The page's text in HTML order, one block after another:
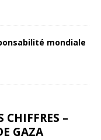
mondiale
CHIFFRES –
GAZA